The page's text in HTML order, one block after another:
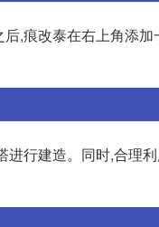
,痕改泰在右上角添加
行建造。同时,合理